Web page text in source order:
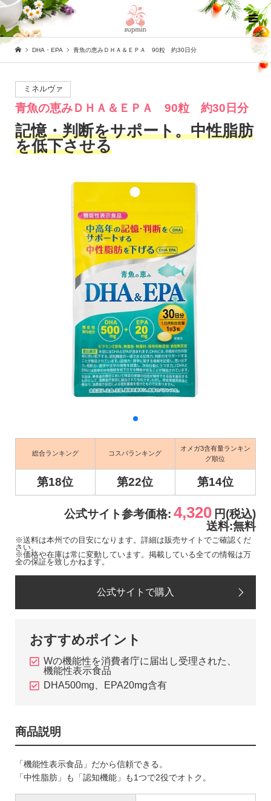
DHA・EPA 青魚の恵みＤＨＡ＆ＥＰＡ 90粒 約30日分
ミネルヴァ
青魚の恵みＤＨＡ＆ＥＰＡ 90粒 約30日分
記憶・判断をサポート。中性脂肪
を低下させる
総合ランキング コスパランキング
オメガ3含有量ランキン
グ順位
第18位 第22位 第14位
公式サイト参考価格: 4,320 円(税込)
送料:無料
※送料は本州での目安になります。詳細は販売サイトでご確認くだ
さい。
※価格や在庫は常に変動しています。掲載している全ての情報は万
全の保証を致しかねます。
公式サイトで購入
おすすめポイント
Wの機能性を消費者庁に届出し受理された、
機能性表示食品
DHA500mg、EPA20mg含有
商品説明
「機能性表示食品」だから信頼できる。
「中性脂肪」も「認知機能」も1つで2役でオトク。